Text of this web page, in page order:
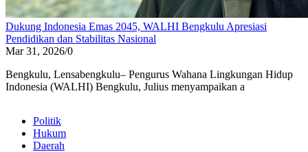
Dukung Indonesia Emas 2045, WALHI Bengkulu Apresiasi
Pendidikan dan Stabilitas Nasional
Mar 31, 2026/0
Bengkulu, Lensabengkulu– Pengurus Wahana Lingkungan Hidup
Indonesia (WALHI) Bengkulu, Julius menyampaikan a
Politik
Hukum
Daerah